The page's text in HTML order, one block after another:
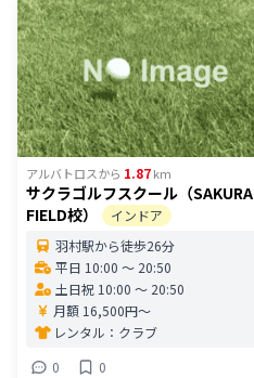
アルバトロスから 1.87km
サクラゴルフスクール（SAKURA
FIELD校）
インドア
羽村駅から徒歩26分
平日 10:00 〜 20:50
土日祝 10:00 〜 20:50
月額 16,500円〜
レンタル： クラブ
0
0